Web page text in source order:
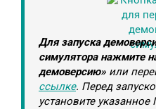
Для запуска
симулятора нажмите
демоверсию» или
ссылке. Перед
установите